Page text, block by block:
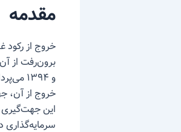
مقدمه
خروج از رکود
و
خروج از آن،
این
سرمایه‌گذاری